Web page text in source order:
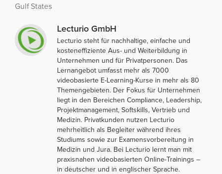
Gulf States
Lecturio GmbH
Lecturio steht für nachhaltige, einfache und
kosteneffiziente Aus- und Weiterbildung in
Unternehmen und für Privatpersonen. Das
Lernangebot umfasst mehr als 7000
videobasierte E-Learning-Kurse in mehr als 80
Themengebieten. Der Fokus für Unternehmen
liegt in den Bereichen Compliance, Leadership,
Projektmanagement, Softskills, Vertrieb und
Medizin. Privatkunden nutzen Lecturio
mehrheitlich als Begleiter während ihres
Studiums sowie zur Examensvorbereitung in
Medizin und Jura. Bei Lecturio lernt man mit
praxisnahen videobasierten Online-Trainings –
in deutscher und in englischer Sprache.